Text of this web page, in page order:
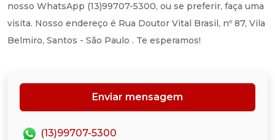
nosso WhatsApp (13)99707-5300, ou se preferir, faça uma
visita. Nosso endereço é Rua Doutor Vital Brasil, nº 87, Vila
Belmiro, Santos - São Paulo . Te esperamos!
Enviar mensagem
(13)99707-5300